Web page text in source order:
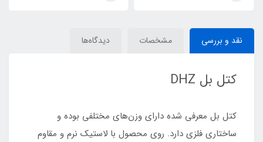
نقد و بررسی مشخصات دیدگاه‌ها
کتل بل DHZ
کتل بل معرفی شده دارای وزن‌های مختلفی بوده و
ساختاری فلزی دارد. روی محصول با لاستیک نرم و مقاوم